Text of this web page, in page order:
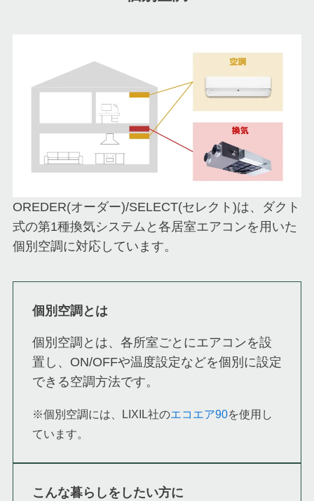
OREDER(オーダー)/SELECT(セレクト)は、ダクト
式の第1種換気システムと各居室エアコンを用いた
個別空調に対応しています。
個別空調とは
個別空調とは、各所室ごとにエアコンを設
置し、ON/OFFや温度設定などを個別に設定
できる空調方法です。
※個別空調には、LIXIL社のエコエア90を使用し
ています。
こんな暮らしをしたい方に